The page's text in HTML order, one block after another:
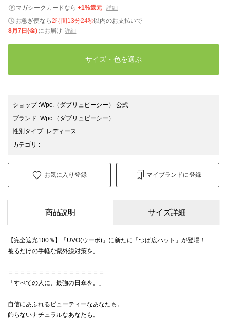
マガシークカードなら +1%還元 詳細
お急ぎ便なら2時間13分23秒以内のお支払いで
8月7日(金)にお届け 詳細
サイズ・色を選ぶ
ショップ:Wpc.（ダブリュピーシー） 公式
ブランド :Wpc.
（ダブリュピーシー）
性別タイプ:レディース
カテゴリ :
お気に入り登録 マイブランドに登録
商品説明 サイズ詳細
【完全遮光100％】「UVO(ウーボ)」に新たに「つば広ハット」が登場！
被るだけの手軽な紫外線対策を。
＝＝＝＝＝＝＝＝＝＝＝＝＝＝＝＝
「すべての人に、最強の日傘を。」
自信にあふれるビューティーなあなたも。
飾らないナチュラルなあなたも。